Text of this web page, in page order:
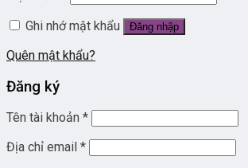
Ghi nhớ mật khẩu
Đăng nhập
Quên mật khẩu?
Đăng ký
Tên tài khoản *
Địa chỉ email *